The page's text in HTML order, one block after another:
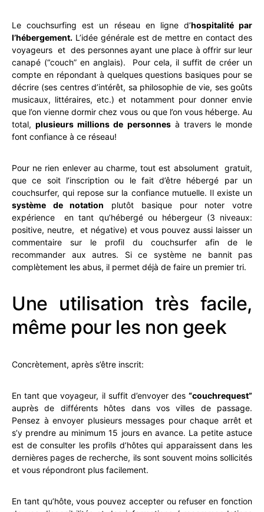
Le couchsurfing est un réseau en ligne d’hospitalité par
l’hébergement. L’idée générale est de mettre en contact des
voyageurs et des personnes ayant une place à offrir sur leur
canapé (“couch” en anglais). Pour cela, il suffit de créer un
compte en répondant à quelques questions basiques pour se
décrire (ses centres d’intérêt, sa philosophie de vie, ses goûts
musicaux, littéraires, etc.) et notamment pour donner envie
que l’on vienne dormir chez vous ou que l’on vous héberge. Au
total,plusieurs millions de personnesà travers le monde
font confiance à ce réseau!
Pour ne rien enlever au charme, tout est absolument gratuit,
que ce soit l’inscription ou le fait d’être hébergé par un
couchsurfer, qui repose sur la confiance mutuelle. Il existe un
système de notation plutôt basique pour noter votre
expérience en tant qu’hébergé ou hébergeur (3 niveaux:
positive, neutre, et négative) et vous pouvez aussi laisser un
commentaire sur le profil du couchsurfer afin de le
recommander aux autres. Si ce système ne bannit pas
complètement les abus, il permet déjà de faire un premier tri.
Une utilisation très facile,
même pour les non geek
Concrètement, après s’être inscrit:
En tant que voyageur, il suffit d’envoyer des “couchrequest”
auprès de différents hôtes dans vos villes de passage.
Pensez à envoyer plusieurs messages pour chaque arrêt et
s’y prendre au minimum 15 jours en avance. La petite astuce
est de consulter les profils d’hôtes qui apparaissent dans les
dernières pages de recherche, ils sont souvent moins sollicités
et vous répondront plus facilement.
En tant qu’hôte, vous pouvez accepter ou refuser en fonction